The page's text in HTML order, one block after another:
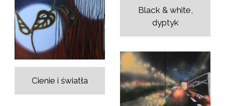
Black & white,
dyptyk
Cienie i światła